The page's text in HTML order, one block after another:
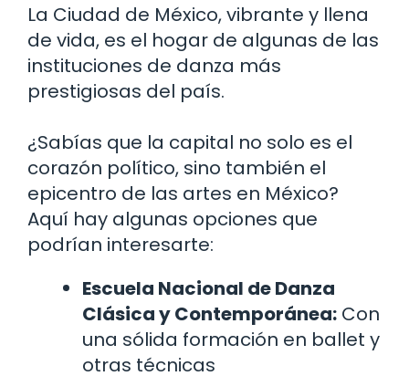
La Ciudad de México, vibrante y llena
de vida, es el hogar de algunas de las
instituciones de danza más
prestigiosas del país.
¿Sabías que la capital no solo es el
corazón político, sino también el
epicentro de las artes en México?
Aquí hay algunas opciones que
podrían interesarte:
Escuela Nacional de Danza
Clásica y Contemporánea: Con
una sólida formación en ballet y
otras técnicas